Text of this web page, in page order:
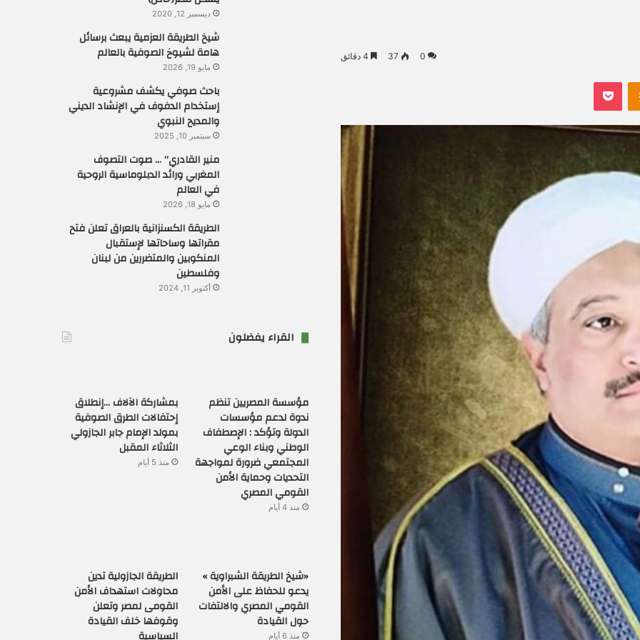
0
37
ديسمبر 12, 2020
شيخ الطريقة العزمية يبعث برسائل
هامة لشيوخ الصوفية بالعالم
مايو 19, 2026
باحث صوفي يكشف مشروعية
إستخدام الدفوف في الإنشاد الديني
والمديح النبوي
سبتمبر 10, 2025
منير القادري” … صوت التصوف
المغربي ورائد الدبلوماسية الروحية
في العالم
مايو 18, 2026
الطريقة الكسنزانية بالعراق تعلن فتح
مقراتها وساحاتها لإستقبال
المنكوبين والمتضررين من لبنان
وفلسطين
أكتوبر 11, 2024
القراء يفضلون
مؤسسة المصريين تنظم
ندوة لدعم مؤسسات
الدولة وتؤكد : الإصطفاف
الوطني وبناء الوعي
المجتمعي ضرورة لمواجهة
التحديات وحماية الأمن
القومي المصري
منذ 4 أيام
بمشاركة الآلاف …إنطلاق
إحتفالات الطرق الصوفية
بمولد الإمام جابر الجازولي
الثلاثاء المقبل
منذ 5 أيام
«شيخ الطريقة الشبراوية »
يدعو للحفاظ على الأمن
القومي المصري والالتفات
حول القيادة
منذ 6 أيام
الطريقة الجازولية تدين
محاولات استهداف الأمن
القومى لمصر وتعلن
وقوفها خلف القيادة